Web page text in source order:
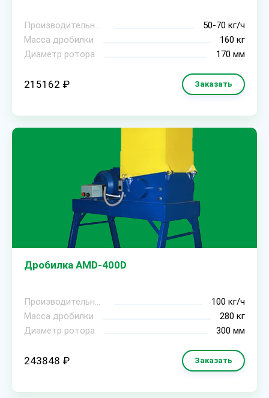
Производительность
50-70 кг/ч
Масса дробилки
160 кг
Диаметр ротора
170 мм
215162 ₽ Заказать
Дробилка AMD-400D
Производительность
100 кг/ч
Масса дробилки
280 кг
Диаметр ротора
300 мм
243848 ₽ Заказать